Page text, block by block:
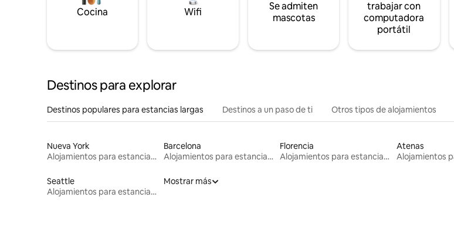
Cocina Wifi
Se admiten
mascotas
trabajar con
computadora
portátil
Destinos para explorar
Destinos populares para estancias largas Destinos a un paso de ti Otros tipos de alojamientos
Nueva York
Alojamientos para estancias largas
Barcelona
Alojamientos para estancias largas
Florencia
Alojamientos para estancias largas
Atenas
Seattle
Alojamientos para estancias largas
Mostrar más